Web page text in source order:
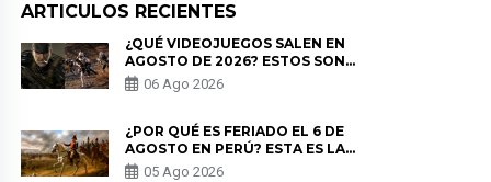
ARTICULOS RECIENTES
¿QUÉ VIDEOJUEGOS SALEN EN
AGOSTO DE 2026? ESTOS SON
LOS ESTRENOS MÁS ESPERADOS
06 Ago 2026
¿POR QUÉ ES FERIADO EL 6 DE
AGOSTO EN PERÚ? ESTA ES LA
HISTORIA
05 Ago 2026